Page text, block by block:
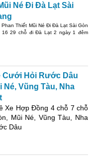
Né Đi Đà Lạt Sài
Thiết Mũi Né Đi Đà Lạt Sài Gòn
16 29 chỗ đi Đà Lạt 2 ngày 1 đêm
Cưới Hỏi Rước Dâu
Né, Vũng Tàu, Nha
Xe Hợp Đồng 4 chỗ 7 chỗ
Mũi Né, Vũng Tàu, Nha
Dâu